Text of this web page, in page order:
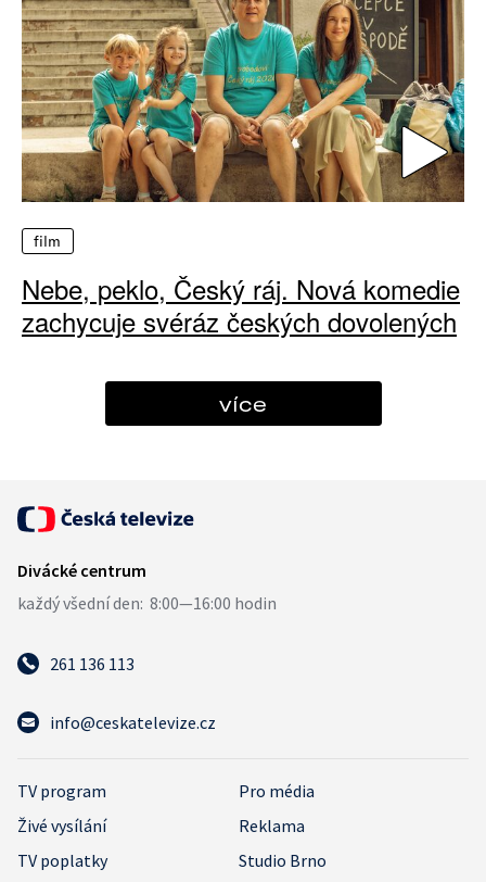
film
Nebe, peklo, Český ráj. Nová komedie
zachycuje svéráz českých dovolených
více
261 136 113
info@ceskatelevize.cz
TV program
Pro média
Živé vysílání
Reklama
TV poplatky
Studio Brno